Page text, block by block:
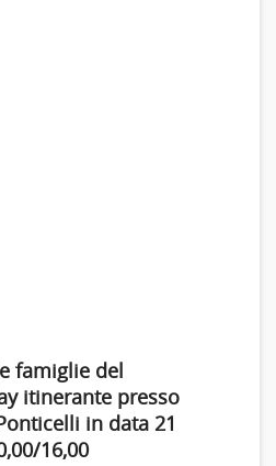
famiglie del
itinerante presso
in data 21
16,00